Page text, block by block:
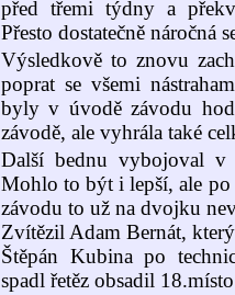
před třemi týdny a
Přesto dostatečně náročná
Výsledkově to znovu
poprat se všemi
byly v úvodě závodu
závodě, ale vyhrála také
Další bednu vybojoval
Mohlo to být i lepší, ale
závodu to už na dvojku
Zvítězil Adam Bernát,
Štěpán Kubina po
spadl řetěz obsadil